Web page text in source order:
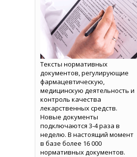
Тексты нормативных
документов, регулирующие
фармацевтическую,
медицинскую деятельность и
контроль качества
лекарственных средств.
Новые документы
подключаются 3-4 раза в
неделю. В настоящий момент
в базе более 16 000
нормативных документов.